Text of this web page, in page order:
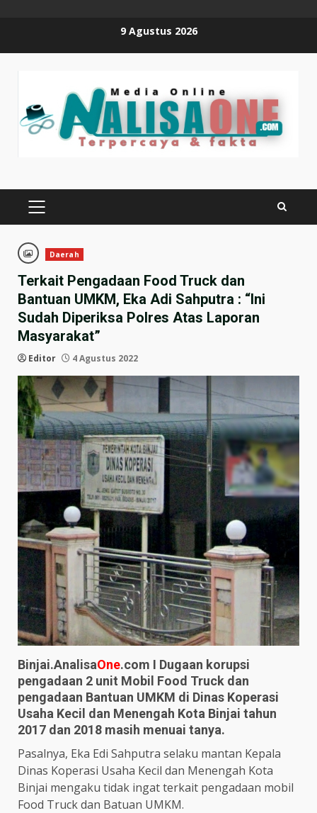
9 Agustus 2026
PRIMARY
Daerah
Terkait Pengadaan Food Truck dan
Bantuan UMKM, Eka Adi Sahputra : “Ini
Sudah Diperiksa Polres Atas Laporan
Masyarakat”
Editor 4 Agustus 2022
Binjai.AnalisaOne.com I Dugaan korupsi
pengadaan 2 unit Mobil Food Truck dan
pengadaan Bantuan UMKM di Dinas Koperasi
Usaha Kecil dan Menengah Kota Binjai tahun
2017 dan 2018 masih menuai tanya.
Pasalnya, Eka Edi Sahputra selaku mantan Kepala
Dinas Koperasi Usaha Kecil dan Menengah Kota
Binjai mengaku tidak ingat terkait pengadaan mobil
Food Truck dan Batuan UMKM.